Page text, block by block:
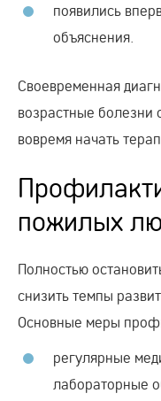
появились
объяснения.
Своевременная
возрастные болезни
вовремя начать
пожилых
Полностью
снизить темпы
Основные меры
регулярные
лабораторные